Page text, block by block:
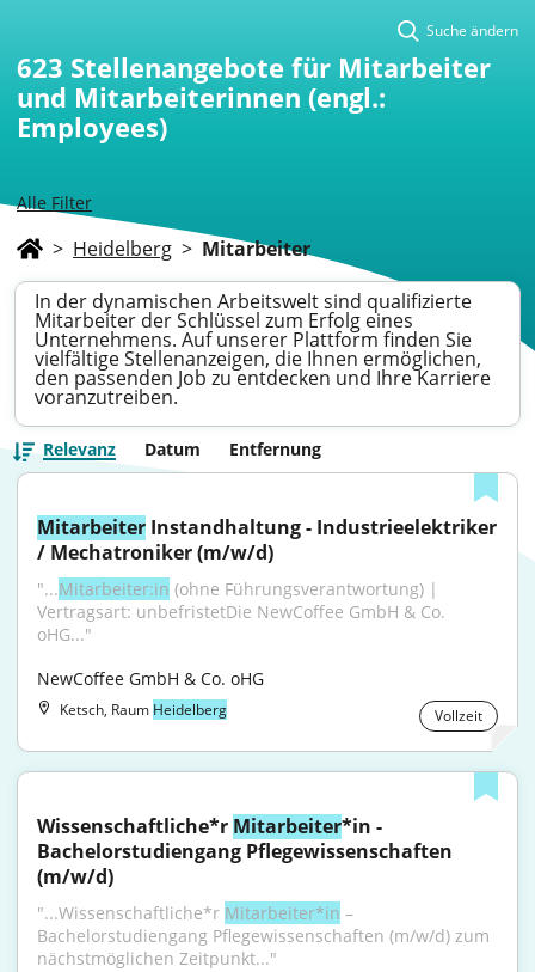
Alle Filter
Suche ändern
623 Stellenangebote für Mitarbeiter
und Mitarbeiterinnen (engl.:
Employees)
> Heidelberg > Mitarbeiter
In der dynamischen Arbeitswelt sind qualifizierte
Mitarbeiter der Schlüssel zum Erfolg eines
Unternehmens. Auf unserer Plattform finden Sie
vielfältige Stellenanzeigen, die Ihnen ermöglichen,
den passenden Job zu entdecken und Ihre Karriere
voranzutreiben.
Relevanz Datum Entfernung
Mitarbeiter Instandhaltung - Industrieelektriker
/ Mechatroniker (m/w/d)
"...Mitarbeiter:in (ohne Führungsverantwortung) |
Vertragsart: unbefristetDie NewCoffee GmbH & Co.
oHG..."
NewCoffee GmbH & Co. oHG
Ketsch, Raum Heidelberg Vollzeit
Wissenschaftliche*r Mitarbeiter*in -
Bachelorstudiengang Pflegewissenschaften
(m/w/d)
"...Wissenschaftliche*r Mitarbeiter*in –
Bachelorstudiengang Pflegewissenschaften (m/w/d) zum
nächstmöglichen Zeitpunkt..."